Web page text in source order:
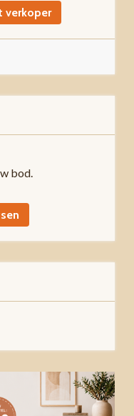
verkoper
bod.